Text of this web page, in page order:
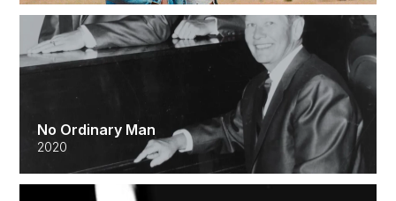
No Ordinary Man
2020